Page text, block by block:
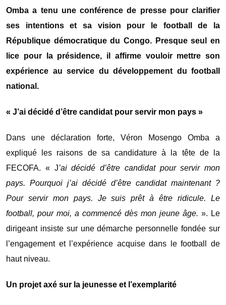
Omba a tenu une conférence de presse pour clarifier
ses intentions et sa vision pour le football de la
République démocratique du Congo. Presque seul en
lice pour la présidence, il affirme vouloir mettre son
expérience au service du développement du football
national.
« J’ai décidé d’être candidat pour servir mon pays »
Dans une déclaration forte, Véron Mosengo Omba a
expliqué les raisons de sa candidature à la tête de la
FECOFA. « J’ai décidé d’être candidat pour servir mon
pays. Pourquoi j’ai décidé d’être candidat maintenant ?
Pour servir mon pays. Je suis prêt à être ridicule. Le
football, pour moi, a commencé dès mon jeune âge. ». Le
dirigeant insiste sur une démarche personnelle fondée sur
l’engagement et l’expérience acquise dans le football de
haut niveau.
Un projet axé sur la jeunesse et l’exemplarité